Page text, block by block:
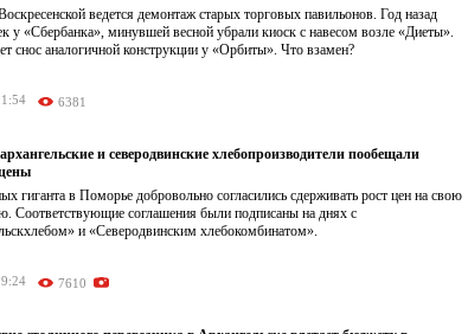
ведется демонтаж старых торговых павильонов. Год назад
у «Сбербанка», минувшей весной убрали киоск с навесом возле «Диеты».
снос аналогичной конструкции у «Орбиты». Что взамен?
6381
и северодвинские хлебопроизводители пообещали
гиганта в Поморье добровольно согласились сдерживать рост цен на свою
Соответствующие соглашения были подписаны на днях с
и «Северодвинским хлебокомбинатом».
7610